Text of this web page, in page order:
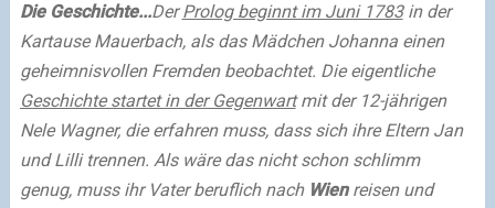
Die Geschichte...DerProlog beginnt im Juni 1783in der
Kartause Mauerbach, als das Mädchen Johanna einen
geheimnisvollen Fremden beobachtet. Die eigentliche
Geschichte startet in der Gegenwartmit der 12-jährigen
Nele Wagner, die erfahren muss, dass sich ihre Eltern Jan
und Lilli trennen. Als wäre das nicht schon schlimm
genug, muss ihr Vater beruflich nach Wienreisen und